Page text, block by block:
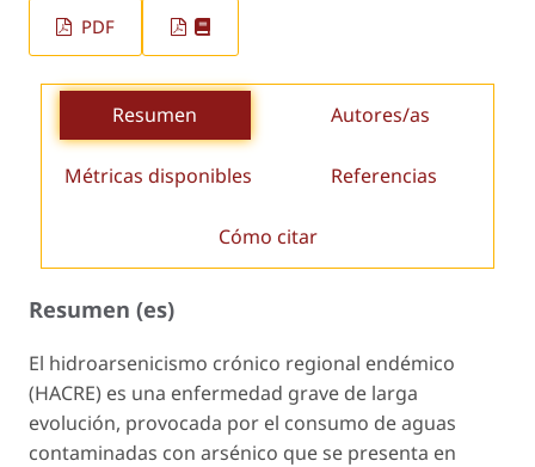
PDF
Resumen Autores/as
Métricas disponibles Referencias
Cómo citar
Resumen (es)
El hidroarsenicismo crónico regional endémico
(HACRE) es una enfermedad grave de larga
evolución, provocada por el consumo de aguas
contaminadas con arsénico que se presenta en